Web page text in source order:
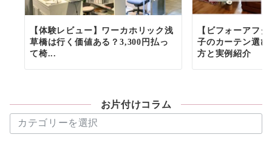
【体験レビュー】ワーカホリック浅
草橋は行く価値ある？3,300円払っ
て椅...
【ビフォーアフ
子のカーテン選
方と実例紹介
お片付けコラム
片